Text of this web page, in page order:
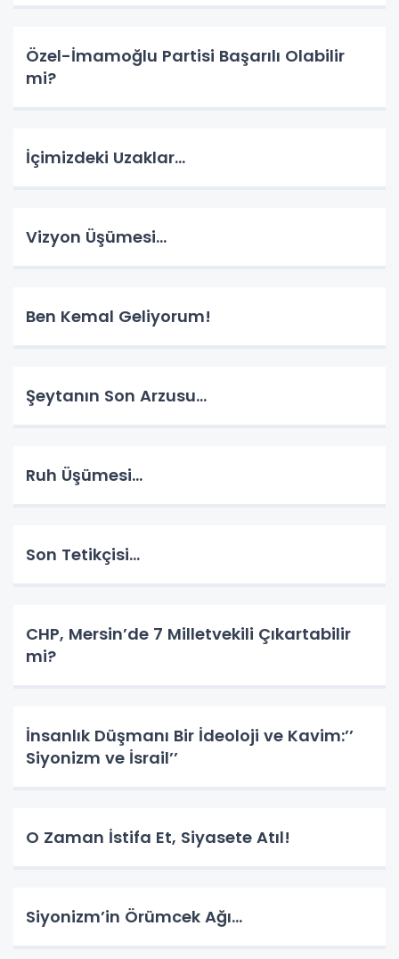
Özel-İmamoğlu Partisi Başarılı Olabilir
mi?
İçimizdeki Uzaklar…
Vizyon Üşümesi…
Ben Kemal Geliyorum!
Şeytanın Son Arzusu…
Ruh Üşümesi…
Son Tetikçisi…
CHP, Mersin’de 7 Milletvekili Çıkartabilir
mi?
İnsanlık Düşmanı Bir İdeoloji ve Kavim:’’
Siyonizm ve İsrail’’
O Zaman İstifa Et, Siyasete Atıl!
Siyonizm’in Örümcek Ağı…